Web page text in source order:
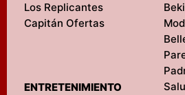
Los Replicantes
Capitán Ofertas
ENTRETENIMIENTO